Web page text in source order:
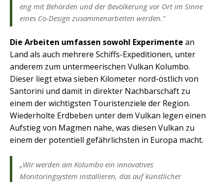
eng mit Behörden und der Bevölkerung vor Ort im Sinne
eines Co-Design zusammenarbeiten werden.“
Die Arbeiten umfassen sowohl Experimente an
Land als auch mehrere Schiffs-Expeditionen, unter
anderem zum untermeerischen Vulkan Kolumbo.
Dieser liegt etwa sieben Kilometer nord-östlich von
Santorini und damit in direkter Nachbarschaft zu
einem der wichtigsten Touristenziele der Region.
Wiederholte Erdbeben unter dem Vulkan legen einen
Aufstieg von Magmen nahe, was diesen Vulkan zu
einem der potentiell gefährlichsten in Europa macht.
„Wir werden am Kolumbo ein innovatives
Monitoringsystem installieren, das auf künstlicher